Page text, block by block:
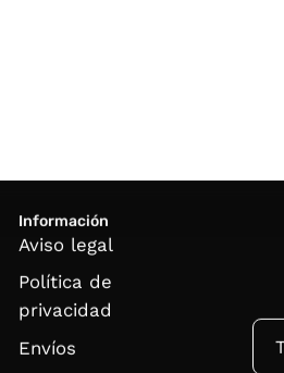
Información
Aviso legal
Política de
privacidad
Envíos